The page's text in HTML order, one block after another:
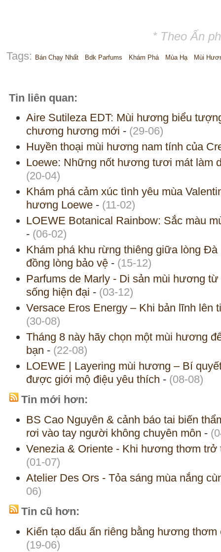
* Theo Ấn
Tags: Bán Chạy Nhất Bdk Parfums Khám Phá Mùa Hạ Mùi
Tin liên quan:
Aire Sutileza EDT: Mùi hương biểu
chương hương mới - (29-06)
Huyền thoại mùi hương nam tính của
Loewe: Những nốt hương tươi mát làm
(20-04)
Khám phá cảm xúc tình yêu mùa
hương Loewe - (11-02)
LOEWE Botanical Rainbow: Sắc màu
- (06-02)
Khám phá khu rừng thiêng giữa lòng
đồng lòng bảo vệ - (15-12)
Parfums de Marly - Di sản mùi hương
sống hiện đại - (03-12)
Versace Eros Energy – Khi bản lĩnh lên
(30-08)
Tháng 8 này hãy chọn một mùi hương
bạn - (22-08)
LOEWE | Layering mùi hương – Bí
được giới mộ điệu yêu thích - (08-08)
Tin mới hơn:
BS Cao Nguyên & cảnh báo tai biến
rơi vào tay người không chuyên môn -
Venezia & Oriente - Khi hương thơm trở
(01-07)
Atelier Des Ors - Tỏa sáng mùa nắng
06)
Tin cũ hơn:
Kiến tạo dấu ấn riêng bằng hương
(19-06)